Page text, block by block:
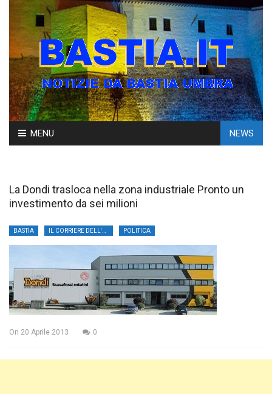
Skip
to
MENU NEWS
La Dondi trasloca nella zona industriale Pronto un
investimento da sei milioni
BASTIA POLITICA
On 20 Aprile 2013 0